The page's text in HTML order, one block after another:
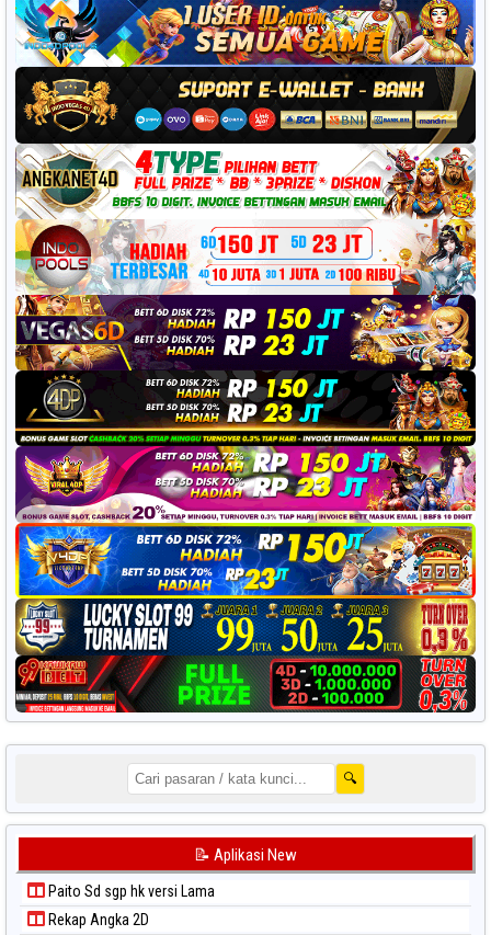
🔍
📝 Aplikasi New
Paito Sd sgp hk versi Lama
Rekap Angka 2D